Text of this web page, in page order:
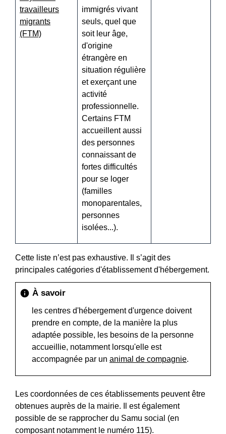
travailleurs
migrants
(FTM)
immigrés vivant
seuls, quel que
soit leur âge,
d'origine
étrangère en
situation régulière
et exerçant une
activité
professionnelle.
Certains FTM
accueillent aussi
des personnes
connaissant de
fortes difficultés
pour se loger
(familles
monoparentales,
personnes
isolées...).
Cette liste n’est pas exhaustive. Il s’agit des
principales catégories d'établissement d'hébergement.
info À savoir
les centres d'hébergement d'urgence doivent
prendre en compte, de la manière la plus
adaptée possible, les besoins de la personne
accueillie, notamment lorsqu'elle est
accompagnée par un animal de compagnie.
Les coordonnées de ces établissements peuvent être
obtenues auprès de la mairie. Il est également
possible de se rapprocher du Samu social (en
composant notamment le numéro 115).